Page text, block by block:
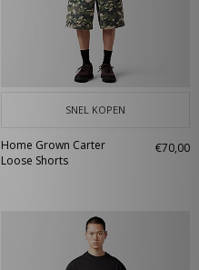
SNEL KOPEN
Home Grown Carter
Loose Shorts
€70,00